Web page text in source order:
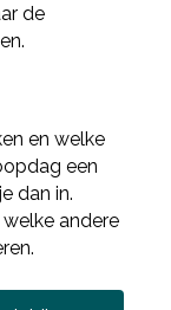
de
en welke
een
dan in.
andere